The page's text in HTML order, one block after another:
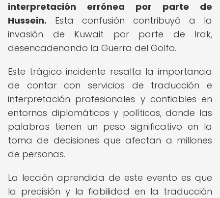
interpretación errónea por parte de
Hussein. Esta confusión contribuyó a la
invasión de Kuwait por parte de Irak,
desencadenando la Guerra del Golfo.
Este trágico incidente resalta la importancia
de contar con servicios de traducción e
interpretación profesionales y confiables en
entornos diplomáticos y políticos, donde las
palabras tienen un peso significativo en la
toma de decisiones que afectan a millones
de personas.
La lección aprendida de este evento es que
la precisión y la fiabilidad en la traducción